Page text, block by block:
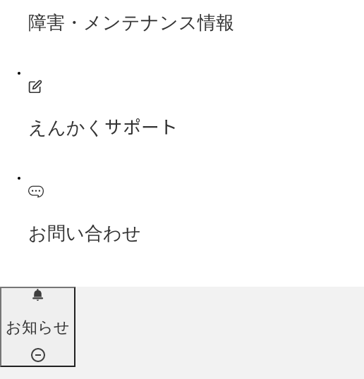
障害・メンテナンス情報
えんかくサポート
お問い合わせ
お知らせ